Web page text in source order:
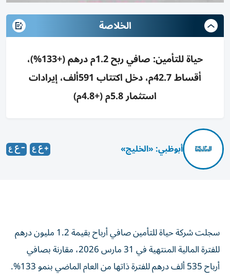
الخلاصة
حياة للتأمين: صافي ربح 1.2م درهم (+133%)،
أقساط 42.7م، دخل اكتتاب 591ألف، إيرادات
استثمار 5.8م (+4.8م)
أبوظبي: «الخليج»
سجلت شركة حياة للتأمين صافي أرباح بقيمة 1.2 مليون درهم
للفترة المالية المنتهية في 31 مارس 2026، مقارنة بصافي
أرباح 535 ألف درهم للفترة ذاتها من العام الماضي بنمو 133%.